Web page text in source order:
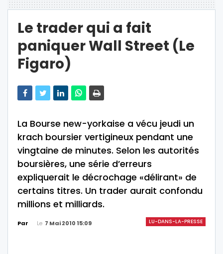
Le trader qui a fait
paniquer Wall Street (Le
Figaro)
La Bourse new-yorkaise a vécu jeudi un
krach boursier vertigineux pendant une
vingtaine de minutes. Selon les autorités
boursières, une série d’erreurs
expliquerait le décrochage «délirant» de
certains titres. Un trader aurait confondu
millions et milliards.
LU-DANS-LA-PRESSE
Par Le 7 Mai 2010 15:09